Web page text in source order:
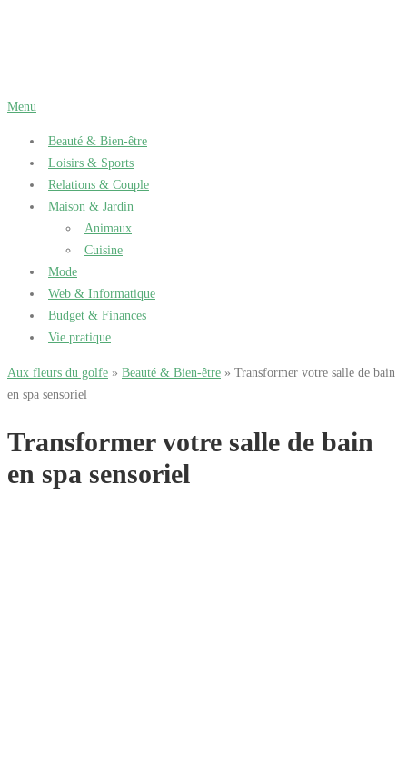
Menu
Beauté & Bien-être
Loisirs & Sports
Relations & Couple
Maison & Jardin
Animaux
Cuisine
Mode
Web & Informatique
Budget & Finances
Vie pratique
Aux fleurs du golfe » Beauté & Bien-être » Transformer votre salle de bain
en spa sensoriel
Transformer votre salle de bain
en spa sensoriel